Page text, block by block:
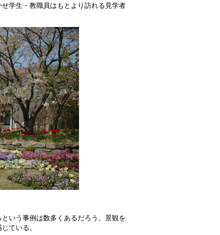
学生・教職員はもとより訪れる見学者
いう事例は数多くあるだろう。景観を
ている。